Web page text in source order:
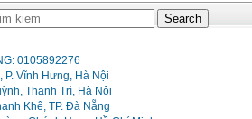
0105892276
Vĩnh Hưng, Hà Nội
Thanh Trì, Hà Nội
Khê, TP. Đà Nẵng